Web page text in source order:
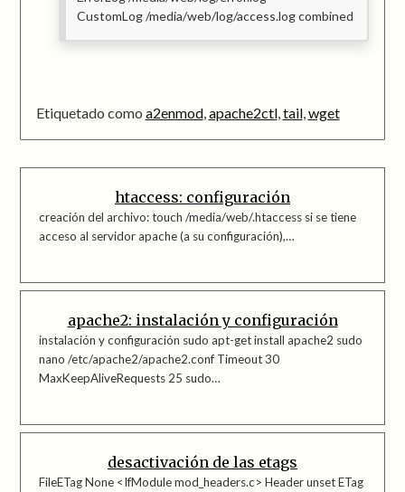
CustomLog /media/web/log/access.log combined
Etiquetado como a2enmod, apache2ctl, tail, wget
htaccess: configuración
creación del archivo: touch /media/web/.htaccess si se tiene
acceso al servidor apache (a su configuración),…
apache2: instalación y configuración
instalación y configuración sudo apt-get install apache2 sudo
nano /etc/apache2/apache2.conf Timeout 30
MaxKeepAliveRequests 25 sudo…
desactivación de las etags
FileETag None <IfModule mod_headers.c> Header unset ETag